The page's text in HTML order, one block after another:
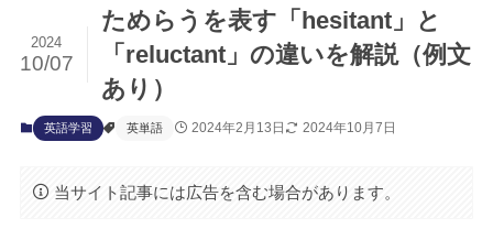
ためらうを表す「hesitant」と
「reluctant」の違いを解説（例文
あり）
2024
10/07
英語学習 英単語 2024年2月13日 2024年10月7日
当サイト記事には広告を含む場合があります。